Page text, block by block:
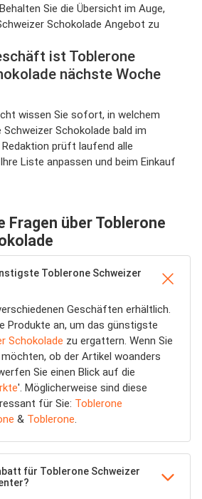
Sie die Übersicht im Auge,
Schokolade Angebot zu
ist Toblerone
nächste Woche
wissen Sie sofort, in welchem
Schokolade bald im
prüft laufend alle
Liste anpassen und beim Einkauf
Fragen über Toblerone
Toblerone Schweizer
Geschäften erhältlich.
Produkte an, um das günstigste
Schokolade zu ergattern. Wenn Sie
ob der Artikel woanders
Sie einen Blick auf die
'. Möglicherweise sind diese
für Sie: Toblerone
& Toblerone.
für Toblerone Schweizer